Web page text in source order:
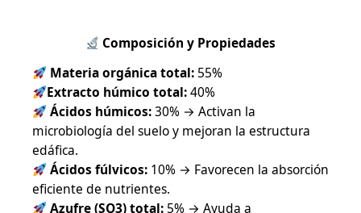
Composición y Propiedades
Materia orgánica total:55%
Extracto húmico total:40%
Ácidos húmicos:30% → Activan la
microbiología del suelo y mejoran la estructura
edáfica.
Ácidos fúlvicos:10% → Favorecen la absorción
eficiente de nutrientes.
Azufre (SO3) total:5% → Ayuda a